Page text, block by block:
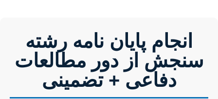
انجام پایان نامه رشته
سنجش از دور مطالعات
دفاعی + تضمینی